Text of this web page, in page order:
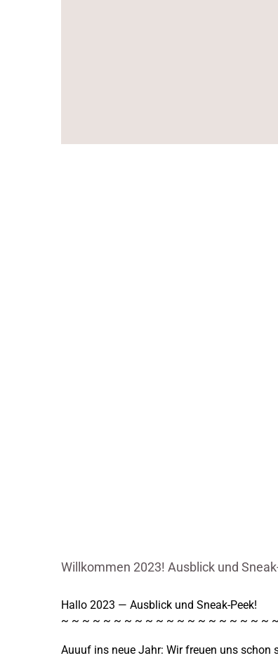
Willkommen 2023! Ausblick und
Hallo 2023 — Ausblick und Sneak-Peek!
~ ~ ~ ~ ~ ~ ~ ~ ~ ~ ~ ~ ~ ~ ~ ~ ~ ~ ~ ~
Auuuf ins neue Jahr: Wir freuen uns schon